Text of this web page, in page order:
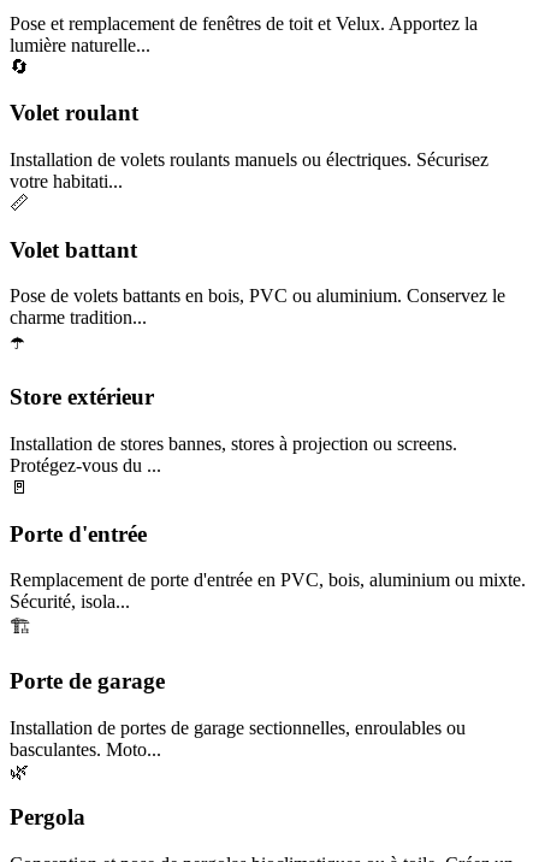
Pose et remplacement de fenêtres de toit et Velux. Apportez la
lumière naturelle...
🔄
Volet roulant
Installation de volets roulants manuels ou électriques. Sécurisez
votre habitati...
📏
Volet battant
Pose de volets battants en bois, PVC ou aluminium. Conservez le
charme tradition...
☂️
Store extérieur
Installation de stores bannes, stores à projection ou screens.
Protégez-vous du ...
🚪
Porte d'entrée
Remplacement de porte d'entrée en PVC, bois, aluminium ou mixte.
Sécurité, isola...
🏗️
Porte de garage
Installation de portes de garage sectionnelles, enroulables ou
basculantes. Moto...
🌿
Pergola